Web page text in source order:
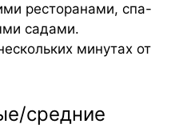
ресторанами, спа-
садами.
минутах от
средние